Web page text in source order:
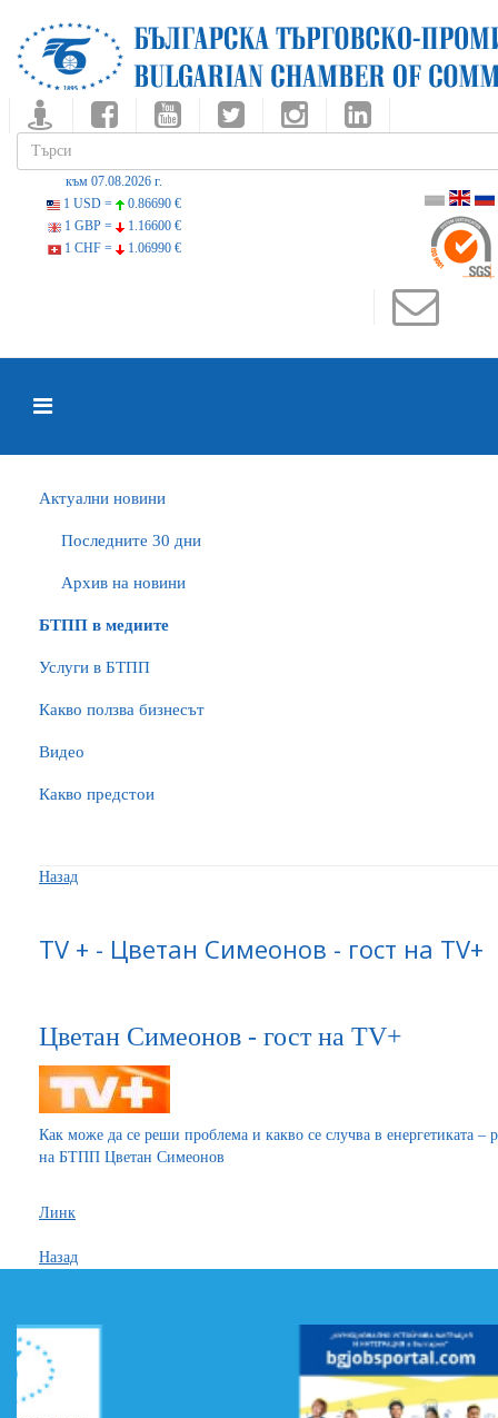
към 07.08.2026 г.
1 USD =
0.86690 €
1 GBP =
1.16600 €
1 CHF =
1.06990 €
Актуални новини
Последните 30 дни
Архив на новини
БTПП в медиите
Услуги в БТПП
Какво ползва бизнесът
Видео
Какво предстои
Назад
TV + - Цветан Симеонов - гост на ТV+
Цветан Симеонов - гост на ТV+
Как може да се реши проблема и какво се случва в енергетиката –
на БТПП Цветан Симеонов
Линк
Назад